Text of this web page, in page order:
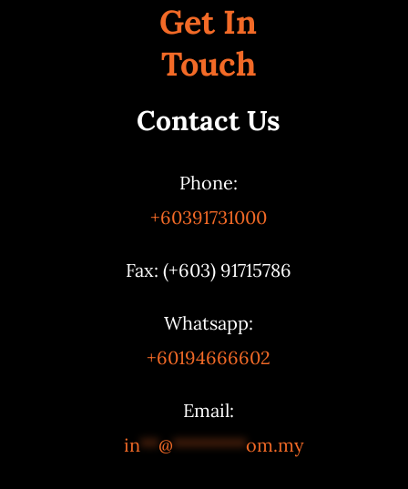
Get In
Touch
Contact Us
Phone:
+60391731000
Fax: (+603) 91715786
Whatsapp:
+60194666602
Email:
in**@********om.my